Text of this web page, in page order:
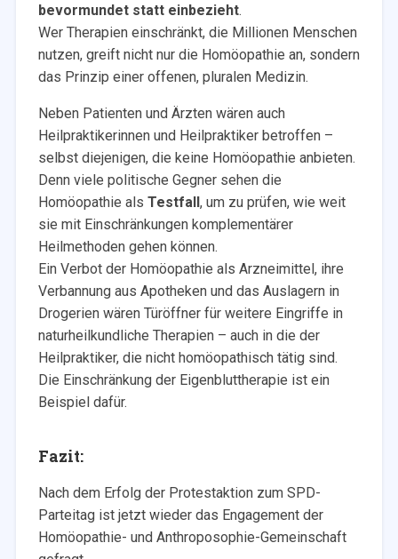
bevormundet statt einbezieht.
Wer Therapien einschränkt, die Millionen Menschen
nutzen, greift nicht nur die Homöopathie an, sondern
das Prinzip einer offenen, pluralen Medizin.
Neben Patienten und Ärzten wären auch
Heilpraktikerinnen und Heilpraktiker betroffen –
selbst diejenigen, die keine Homöopathie anbieten.
Denn viele politische Gegner sehen die
Homöopathie als Testfall, um zu prüfen, wie weit
sie mit Einschränkungen komplementärer
Heilmethoden gehen können.
Ein Verbot der Homöopathie als Arzneimittel, ihre
Verbannung aus Apotheken und das Auslagern in
Drogerien wären Türöffner für weitere Eingriffe in
naturheilkundliche Therapien – auch in die der
Heilpraktiker, die nicht homöopathisch tätig sind.
Die Einschränkung der Eigenbluttherapie ist ein
Beispiel dafür.
Fazit:
Nach dem Erfolg der Protestaktion zum SPD-
Parteitag ist jetzt wieder das Engagement der
Homöopathie- und Anthroposophie-Gemeinschaft